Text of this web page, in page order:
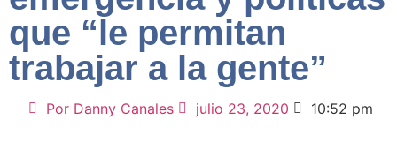
que “le permitan
trabajar a la gente”
Por Danny Canales julio 23, 2020 10:52 pm